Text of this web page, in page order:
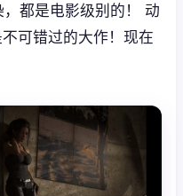
都是电影级别的！ 动
可错过的大作！现在